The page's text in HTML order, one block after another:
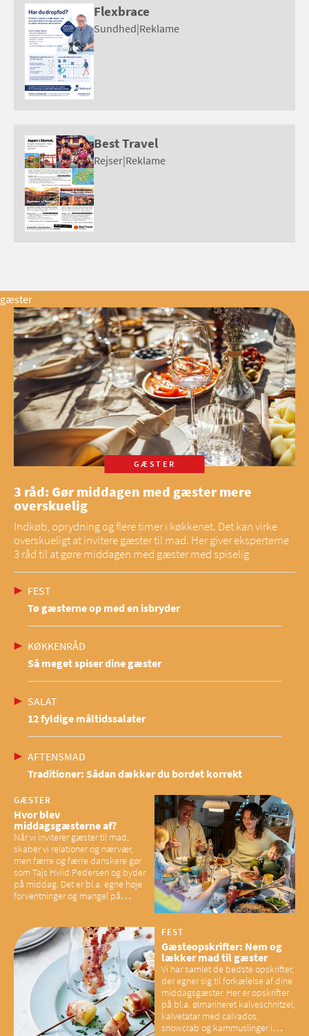
Flexbrace
Sundhed|Reklame
Best Travel
Rejser|Reklame
gæster
GÆSTER
3 råd: Gør middagen med gæster mere
overskuelig
Indkøb, oprydning og flere timer i køkkenet. Det kan virke
overskueligt at invitere gæster til mad. Her giver eksperterne
3 råd til at gøre middagen med gæster med spiselig
FEST
Tø gæsterne op med en isbryder
KØKKENRÅD
Så meget spiser dine gæster
SALAT
12 fyldige måltidssalater
AFTENSMAD
Traditioner: Sådan dækker du bordet korrekt
GÆSTER
Hvor blev
middagsgæsterne af?
Når vi inviterer gæster til mad,
skaber vi relationer og nærvær,
men færre og færre danskere gør
som Tajs Hviid Pedersen og byder
på middag. Det er bl.a. egne høje
forventninger og mangel på
have konsekvenser for vores
sociale fællesskaber
FEST
Gæsteopskrifter: Nem og
lækker mad til gæster
Vi har samlet de bedste opskrifter,
der egner sig til forkælelse af dine
middagsgæster. Her er opskrifter
på bl.a. ølmarineret kalveschnitzel,
kalvetatar med calvados,
snowcrab og kammuslinger i